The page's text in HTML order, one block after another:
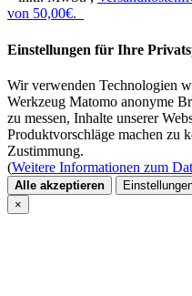
von 50,00€.
Einstellungen für Ihre
Wir verwenden Technologien
Werkzeug Matomo anonyme
zu messen, Inhalte unserer
Produktvorschläge machen zu
Zustimmung.
(Weitere Informationen zum
Alle akzeptieren
×